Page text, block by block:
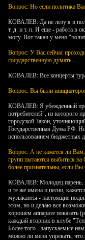
Вопрос: Но если политика
КОВАЛЕВ: Да не лезу я в
т. д. и т. п. И еще - работа в
могу. Вот такая у меня
Вопрос: У Вас сейчас
государственную думать…
КОВАЛЕВ: Все концерты
Вопрос: Вы были
КОВАЛЕВ: Я убежденный
потребителей", из которого
городской Закон,
Государственная Дума РФ.
использованием бюджетных
Вопрос: А не кажется ли Вам,
групп пытаются выбиться
более признательны, если
КОВАЛЕВ: Молодец парень,
и те же имена и песни,
музыканты - настоящие
этом, но и делаю все
хорошем аппарате показать
каждый вторник в клубе
Более того - запускаемые
можно ли меня упрекать,